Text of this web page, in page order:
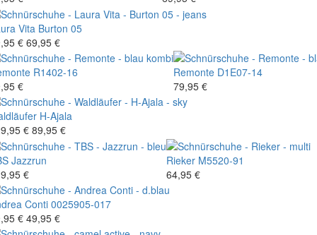
Vita Burton 05
€ 69,95 €
R1402-16
€
Remonte D1E07-14
79,95 €
H-Ajala
€ 89,95 €
Jazzrun
€
Rieker M5520-91
64,95 €
Conti 0025905-017
€ 49,95 €